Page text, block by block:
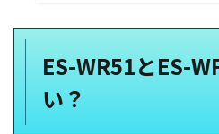
ES-WR51とES-
い？